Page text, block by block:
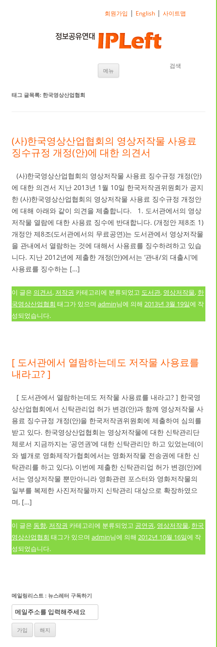
메뉴 내용으로 바로가기검색
회원가입 | English |사이트맵
태그 글목록: 한국영상산업협회
(사)한국영상산업협회의 영상저작물 사용료
징수규정 개정(안)에 대한 의견서
(사)한국영상산업협회의 영상저작물 사용료 징수규정 개정(안)
에 대한 의견서 지난 2013년 1월 10일 한국저작권위원회가 공지
한 (사)한국영상산업협회의 영상저작물 사용료 징수규정 개정안
에 대해 아래와 같이 의견을 제출합니다. 1. 도서관에서의 영상
저작물 열람에 대한 사용료 징수에 반대합니다. (개정안 제8조 1)
개정안 제8조(도서관에서의 무료공연)는 도서관에서 영상저작물
을 관내에서 열람하는 것에 대해서 사용료를 징수하려하고 있습
니다. 지난 2012년에 제출한 개정(안)에서는 ‘관내/외 대출시’에
사용료를 징수하는 […]
이 글은 의견서, 저작권 카테고리에 분류되었고 도서관, 영상저작물, 한
국영상산업협회 태그가 있으며 admin님에 의해 2013년 3월 19일에 작
성되었습니다.
[ 도서관에서 열람하는데도 저작물 사용료를
내라고? ]
[ 도서관에서 열람하는데도 저작물 사용료를 내라고? ] 한국영
상산업협회에서 신탁관리업 허가 변경(안)과 함께 영상저작물 사
용료 징수규정 개정(안)을 한국저작권위원회에 제출하여 심의를
받고 있다. 한국영상산업협회는 영상저작물에 대한 신탁관리단
체로서 지금까지는 ‘공연권’에 대한 신탁관리만 하고 있었는데(이
와 별개로 영화제작가협회에서는 영화저작물 전송권에 대한 신
탁관리를 하고 있다), 이번에 제출한 신탁관리업 허가 변경(안)에
서는 영상저작물 뿐만아니라 영화관련 포스터와 영화저작물의
일부를 복제한 사진저작물까지 신탁관리 대상으로 확장하였으
며, […]
이 글은 동향, 저작권 카테고리에 분류되었고 공연권, 영상저작물, 한국
영상산업협회 태그가 있으며 admin님에 의해 2012년 10월 16일에 작
성되었습니다.
메일링리스트 : 뉴스레터 구독하기